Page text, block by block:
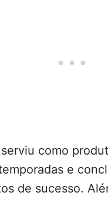
como
e
de sucesso.